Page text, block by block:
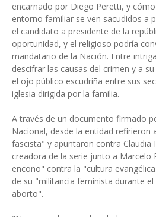
encarnado por Diego Peretti, y
entorno familiar se ven sacudidos a
el candidato a presidente de la
oportunidad, y el religioso podría
mandatario de la Nación. Entre
descifrar las causas del crimen y a
el ojo público escudriña entre sus
iglesia dirigida por la familia.
A través de un documento firmado
Nacional, desde la entidad
fascista" y apuntaron contra Claudia
creadora de la serie junto a Marcelo
encono" contra la "cultura
de su "militancia feminista durante
aborto".